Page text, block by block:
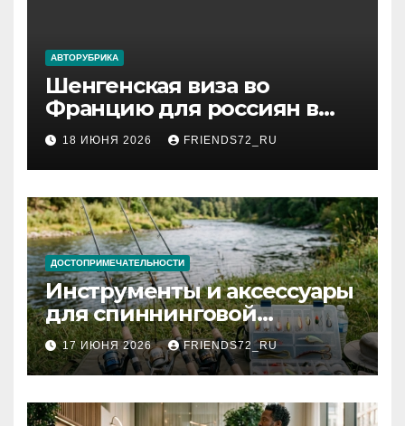
АВТОРУБРИКА
Шенгенская виза во
Францию для россиян в
2026 году: сроки от 3 дней
и список необходимых
документов
18 ИЮНЯ 2026 FRIENDS72_RU
ДОСТОПРИМЕЧАТЕЛЬНОСТИ
Инструменты и аксессуары
для спиннинговой
рыбалки: назначение и
типы
17 ИЮНЯ 2026 FRIENDS72_RU